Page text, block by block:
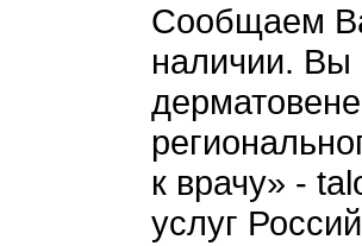
Сообщаем
наличии. Вы
к врачу» -
услуг